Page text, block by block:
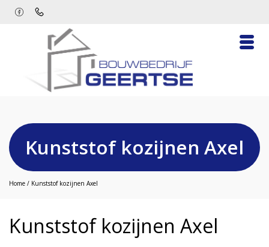
Kunststof kozijnen Axel
Home / Kunststof kozijnen Axel
Kunststof kozijnen Axel